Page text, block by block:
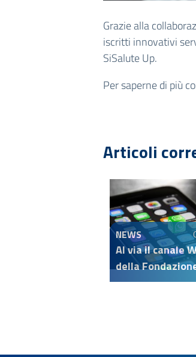
Grazie alla
iscritti innovativi
SiSalute Up.
Per saperne di più
Articoli
NEWS
Al via il canale
della